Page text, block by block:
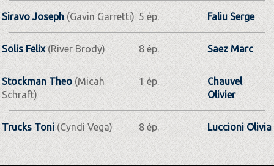
Siravo Joseph(Gavin Garretti) 5 ép. Faliu Serge
Solis Felix(River Brody) 8 ép. Saez Marc
Stockman Theo (Micah
Schraft)
1 ép.
Chauvel
Olivier
Trucks Toni(Cyndi Vega) 8 ép. Luccioni Olivia